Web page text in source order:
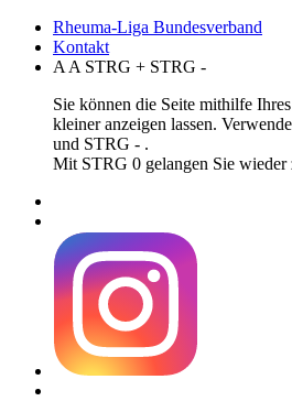
Rheuma-Liga Bundesverband
Kontakt
A A STRG + STRG -
Sie können die Seite mithilfe
kleiner anzeigen lassen.
und STRG - .
Mit STRG 0 gelangen Sie wieder